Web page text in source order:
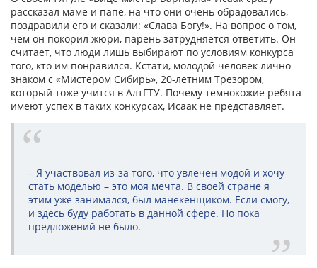
рассказал маме и папе, на что они очень обрадовались,
поздравили его и сказали: «Слава Богу!». На вопрос о том,
чем он покорил жюри, парень затрудняется ответить. Он
считает, что люди лишь выбирают по условиям конкурса
того, кто им понравился. Кстати, молодой человек лично
знаком с «Мистером Сибирь», 20-летним Трезором,
который тоже учится в АлтГТУ. Почему темнокожие ребята
имеют успех в таких конкурсах, Исаак не представляет.
– Я участвовал из-за того, что увлечен модой и хочу
стать моделью – это моя мечта. В своей стране я
этим уже занимался, был манекенщиком. Если смогу,
и здесь буду работать в данной сфере. Но пока
предложений не было.